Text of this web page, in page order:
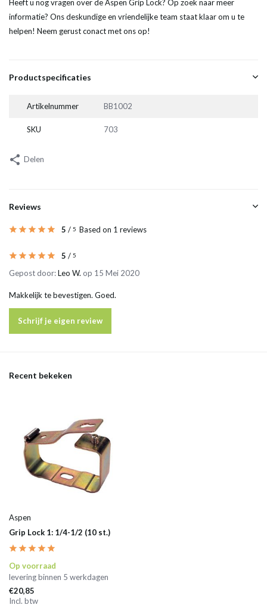
Heeft u nog vragen over de Aspen Grip Lock? Op zoek naar meer
informatie? Ons deskundige en vriendelijke team staat klaar om u te
helpen! Neem gerust conact met ons op!
Productspecificaties
Artikelnummer BB1002
SKU 703
Delen
Reviews
5 / 5 Based on 1 reviews
5 / 5
Gepost door:Leo W. op 15 Mei 2020
Makkelijk te bevestigen. Goed.
Schrijf je eigen review
Recent bekeken
Aspen
Grip Lock 1: 1/4-1/2 (10 st.)
Op voorraad
levering binnen 5 werkdagen
€20,85
Incl. btw